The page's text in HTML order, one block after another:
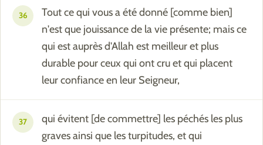
36
Tout ce qui vous a été donné [comme bien]
n'est que jouissance de la vie présente; mais ce
qui est auprès d'Allah est meilleur et plus
durable pour ceux qui ont cru et qui placent
leur confiance en leur Seigneur,
37
qui évitent [de commettre] les péchés les plus
graves ainsi que les turpitudes, et qui